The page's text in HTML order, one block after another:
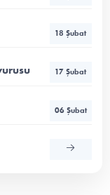
18 Şubat
17 Şubat
06 Şubat